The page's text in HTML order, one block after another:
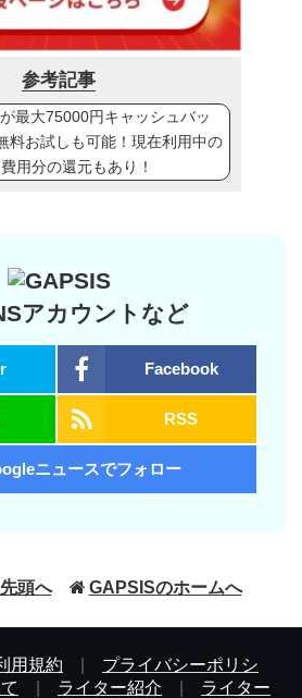
参考記事
が最大75000円キャッシュバッ
料お試しも可能！現在利用中の
用分の還元もあり！
アカウントなど
Facebook
RSS
ニュースでフォロー
頭へ GAPSISのホームへ
用規約
プライバシーポリシ
ライター紹介 ライター